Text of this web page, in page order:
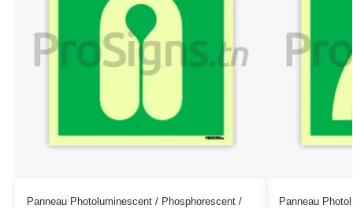
Panneau Photoluminescent / Phosphorescent /
Panneau